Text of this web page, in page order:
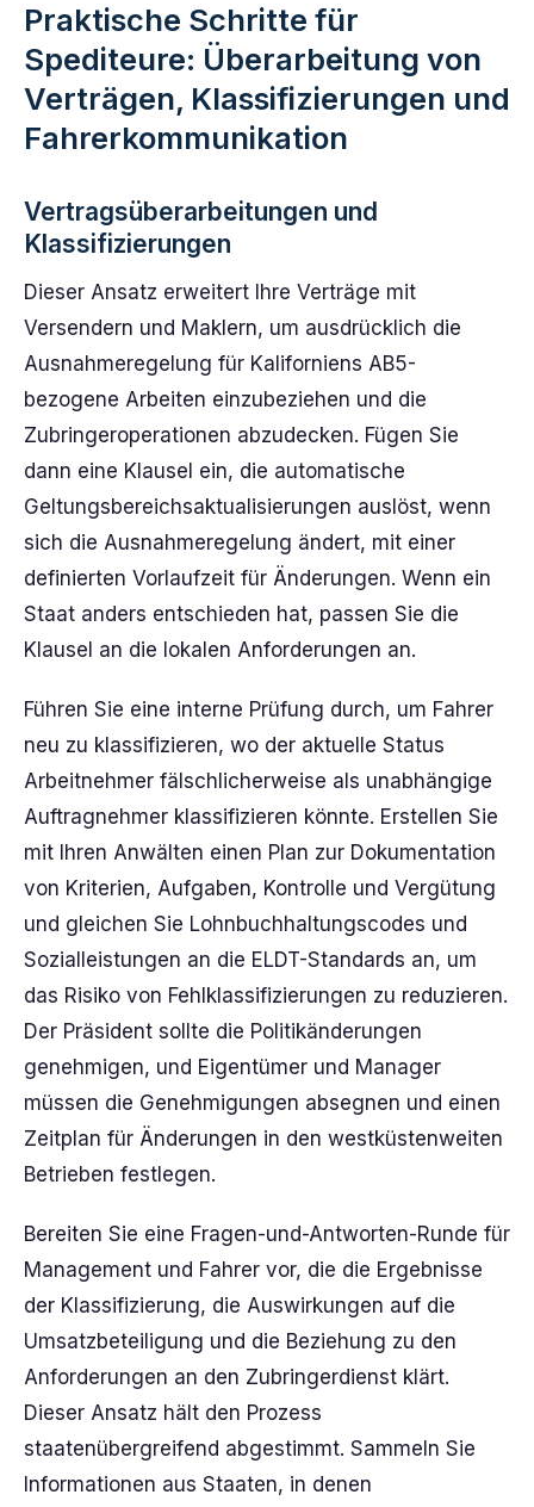
Praktische Schritte für
Spediteure: Überarbeitung von
Verträgen, Klassifizierungen und
Fahrerkommunikation
Vertragsüberarbeitungen und
Klassifizierungen
Dieser Ansatz erweitert Ihre Verträge mit
Versendern und Maklern, um ausdrücklich die
Ausnahmeregelung für Kaliforniens AB5-
bezogene Arbeiten einzubeziehen und die
Zubringeroperationen abzudecken. Fügen Sie
dann eine Klausel ein, die automatische
Geltungsbereichsaktualisierungen auslöst, wenn
sich die Ausnahmeregelung ändert, mit einer
definierten Vorlaufzeit für Änderungen. Wenn ein
Staat anders entschieden hat, passen Sie die
Klausel an die lokalen Anforderungen an.
Führen Sie eine interne Prüfung durch, um Fahrer
neu zu klassifizieren, wo der aktuelle Status
Arbeitnehmer fälschlicherweise als unabhängige
Auftragnehmer klassifizieren könnte. Erstellen Sie
mit Ihren Anwälten einen Plan zur Dokumentation
von Kriterien, Aufgaben, Kontrolle und Vergütung
und gleichen Sie Lohnbuchhaltungscodes und
Sozialleistungen an die ELDT-Standards an, um
das Risiko von Fehlklassifizierungen zu reduzieren.
Der Präsident sollte die Politikänderungen
genehmigen, und Eigentümer und Manager
müssen die Genehmigungen absegnen und einen
Zeitplan für Änderungen in den westküstenweiten
Betrieben festlegen.
Bereiten Sie eine Fragen-und-Antworten-Runde für
Management und Fahrer vor, die die Ergebnisse
der Klassifizierung, die Auswirkungen auf die
Umsatzbeteiligung und die Beziehung zu den
Anforderungen an den Zubringerdienst klärt.
Dieser Ansatz hält den Prozess
staatenübergreifend abgestimmt. Sammeln Sie
Informationen aus Staaten, in denen